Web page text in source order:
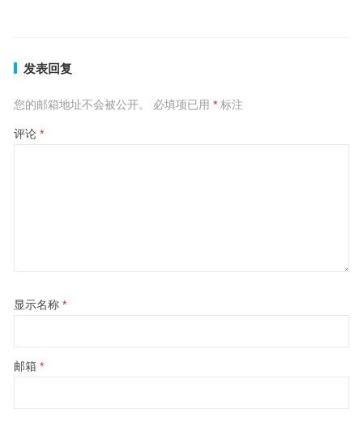
发表回复
您的邮箱地址不会被公开。 必填项已用 *标注
评论 *
显示名称 *
邮箱 *